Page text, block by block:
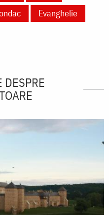
Evanghelie
DESPRE